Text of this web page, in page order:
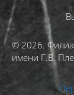
© 2026.
имени Г.В.